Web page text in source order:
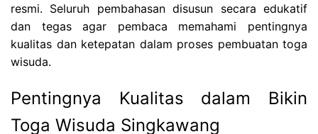
resmi. Seluruh pembahasan disusun secara edukatif
dan tegas agar pembaca memahami pentingnya
kualitas dan ketepatan dalam proses pembuatan toga
wisuda.
Pentingnya Kualitas dalam Bikin
Toga Wisuda Singkawang